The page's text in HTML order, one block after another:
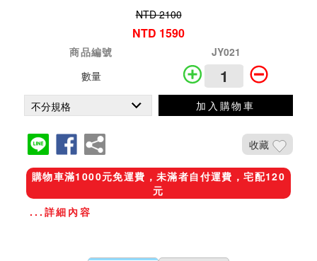
NTD 2100
NTD 1590
商品編號
JY021
數量
加入購物車
收藏
購物車滿1000元免運費，未滿者自付運費，宅配120
元
...詳細內容